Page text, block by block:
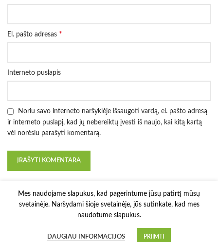
El. pašto adresas *
Interneto puslapis
Noriu savo interneto naršyklėje išsaugoti vardą, el. pašto adresą
ir interneto puslapį, kad jų nebereiktų įvesti iš naujo, kai kitą kartą
vėl norėsiu parašyti komentarą.
Mes naudojame slapukus, kad pagerintume jūsų patirtį mūsų
svetainėje. Naršydami šioje svetainėje, jūs sutinkate, kad mes
naudotume slapukus.
DAUGIAU INFORMACIJOS PRIIMTI